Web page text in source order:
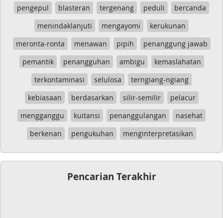
pengepul
blasteran tergenang peduli
bercanda
menindaklanjuti
mengayomi
kerukunan
meronta-ronta
menawan pipih
penanggung jawab
pemantik
penangguhan ambigu
kemaslahatan
terkontaminasi
selulosa
terngiang-ngiang
kebiasaan
berdasarkan silir-semilir
pelacur
mengganggu
kuitansi penanggulangan
nasehat
berkenan
pengukuhan menginterpretasikan
Pencarian Terakhir